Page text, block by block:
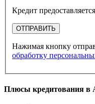
Кредит
ОТПРАВИТЬ
Нажимая кнопку
обработку
Плюсы кредитования в